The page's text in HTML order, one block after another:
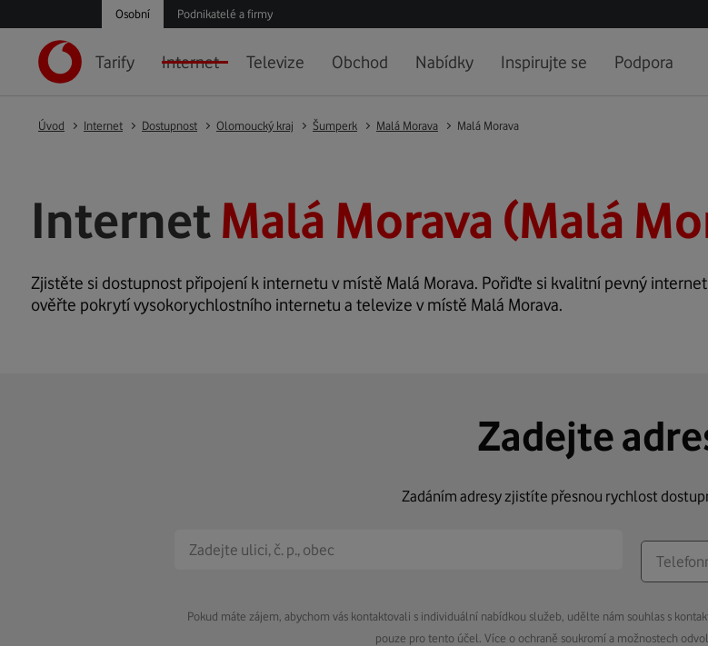
Osobní Podnikatelé a firmy
Tarify Internet Televize Obchod Nabídky Inspirujte se Podpora
Úvod Internet Dostupnost Olomoucký kraj Šumperk Malá Morava Malá Morava
Internet Malá Morava (Malá
Zjistěte si dostupnost připojení k internetu v místě Malá Morava. Pořiďte si kvalitní pevný
ověřte pokrytí vysokorychlostního internetu a televize v místě Malá Morava.
Zadejte
Zadáním adresy zjistíte přesnou rychlost
Pokud máte zájem, abychom vás kontaktovali s individuální nabídkou služeb, udělte nám souhlas s
pouze pro tento účel. Více o ochraně soukromí a možnostech